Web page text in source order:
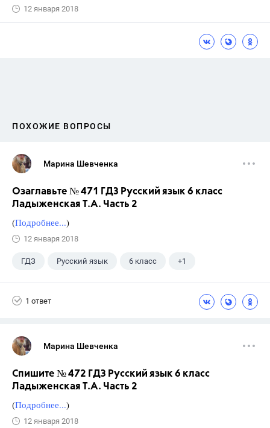
12 января 2018
ПОХОЖИЕ ВОПРОСЫ
Марина Шевченка
Озаглавьте № 471 ГДЗ Русский язык 6 класс
Ладыженская Т.А. Часть 2
(Подробнее...)
12 января 2018
ГДЗ Русский язык 6 класс +1
1 ответ
Марина Шевченка
Спишите № 472 ГДЗ Русский язык 6 класс
Ладыженская Т.А. Часть 2
(Подробнее...)
12 января 2018